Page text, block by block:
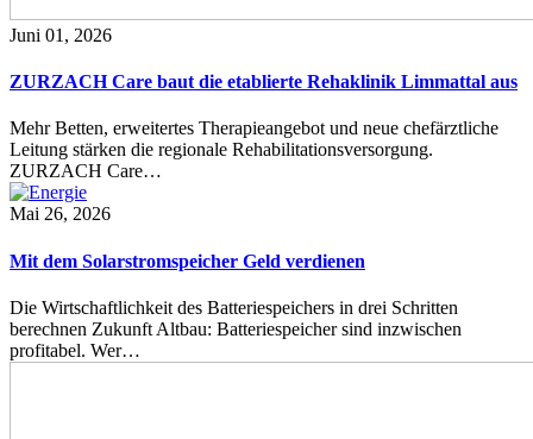
Juni 01, 2026
ZURZACH Care baut die etablierte Rehaklinik Limmattal aus
Mehr Betten, erweitertes Therapieangebot und neue chefärztliche
Leitung stärken die regionale Rehabilitationsversorgung.
ZURZACH Care…
Mai 26, 2026
Mit dem Solarstromspeicher Geld verdienen
Die Wirtschaftlichkeit des Batteriespeichers in drei Schritten
berechnen Zukunft Altbau: Batteriespeicher sind inzwischen
profitabel. Wer…